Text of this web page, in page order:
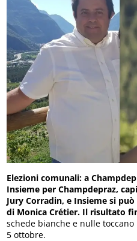
Elezioni comunali: a
Insieme per Champdepraz,
Jury Corradin, e Insieme si
di Monica Crétier. Il risultato
schede bianche e nulle
5 ottobre.